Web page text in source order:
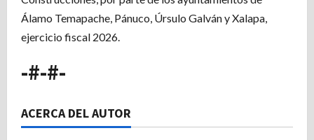
Álamo Temapache, Pánuco, Úrsulo Galván y Xalapa,
ejercicio fiscal 2026.
-#-#-
ACERCA DEL AUTOR